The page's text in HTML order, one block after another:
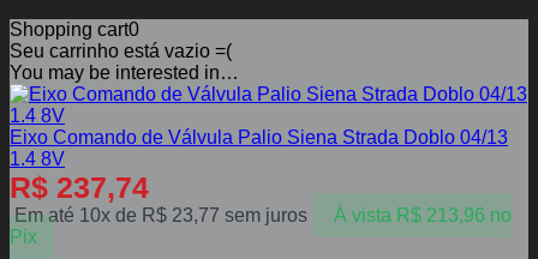
Shopping cart0
Seu carrinho está vazio =(
You may be interested in…
Eixo Comando de Válvula Palio Siena Strada Doblo 04/13
1.4 8V
R$ 237,74
Em até 10x de R$ 23,77 sem juros À vista R$213,96 no
Pix